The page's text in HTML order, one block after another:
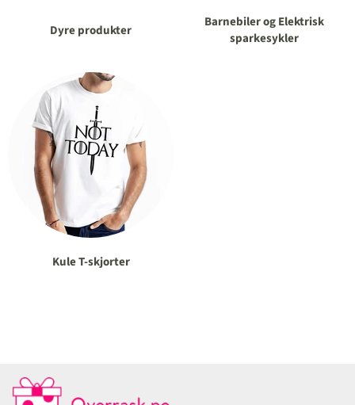
Dyre produkter
Barnebiler og Elektrisk
sparkesykler
Kule T-skjorter